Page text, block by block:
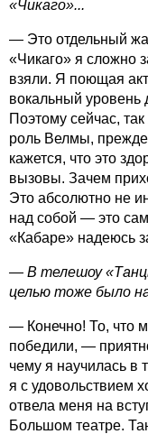
«Чикаго»...
— Это отдельный
«Чикаго» я сложно
взяли. Я поющая
вокальный уровень
Поэтому сейчас, так
роль Велмы,
кажется, что это
вызовы. Зачем
Это абсолютно не
над собой — это
«Кабаре» надеюс­ь
— В телешоу
целью тоже было
— Конечно! То, что
победили, —
чему я научилась в
я с удовольствием
отвела меня на
Большом театре.